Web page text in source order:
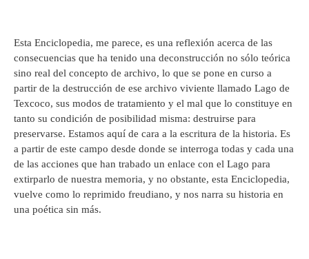
Esta Enciclopedia, me parece, es una reflexión acerca de las
consecuencias que ha tenido una deconstrucción no sólo teórica
sino real del concepto de archivo, lo que se pone en curso a
partir de la destrucción de ese archivo viviente llamado Lago de
Texcoco, sus modos de tratamiento y el mal que lo constituye en
tanto su condición de posibilidad misma: destruirse para
preservarse. Estamos aquí de cara a la escritura de la historia. Es
a partir de este campo desde donde se interroga todas y cada una
de las acciones que han trabado un enlace con el Lago para
extirparlo de nuestra memoria, y no obstante, esta Enciclopedia,
vuelve como lo reprimido freudiano, y nos narra su historia en
una poética sin más.